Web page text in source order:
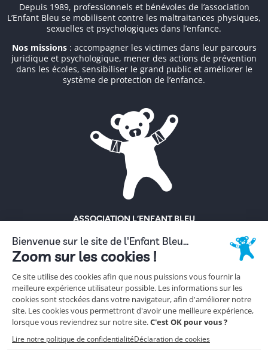
Depuis 1989, professionnels et bénévoles de l’association
L’Enfant Bleu se mobilisent contre les maltraitances physiques,
sexuelles et psychologiques dans l’enfance.
Nos missions: accompagner les victimes dans leur parcours
juridique et psychologique, mener des actions de prévention
dans les écoles, sensibiliser le grand public et améliorer le
système de protection de l’enfance.
ASSOCIATION L’ENFANT BLEU
18 rue Hoche
92130 Issy-Les-Moulineaux
Tél. 01 56 56 62 62
NOUS CONTACTER
ESPACE PRESSE